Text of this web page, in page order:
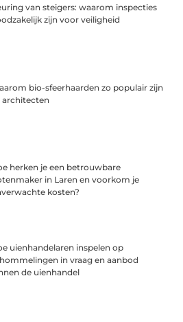
van steigers: waarom inspecties
zijn voor veiligheid
bio-sfeerhaarden zo populair zijn
architecten
herken je een betrouwbare
in Laren en voorkom je
kosten?
uienhandelaren inspelen op
in vraag en aanbod
de uienhandel